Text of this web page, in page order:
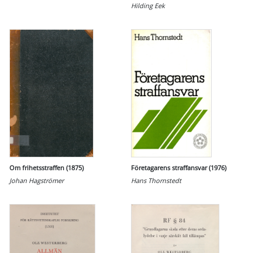
Hilding Eek
Om frihetsstraffen (1875)
Johan Hagströmer
Företagarens straffansvar (1976)
Hans Thornstedt